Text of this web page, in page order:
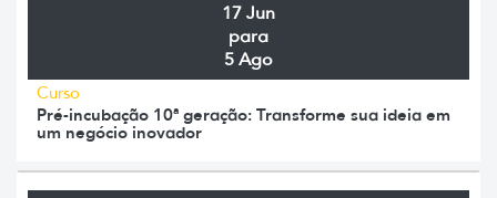
17 Jun
para
5 Ago
Curso
Pré-incubação 10ª geração: Transforme sua ideia em
um negócio inovador